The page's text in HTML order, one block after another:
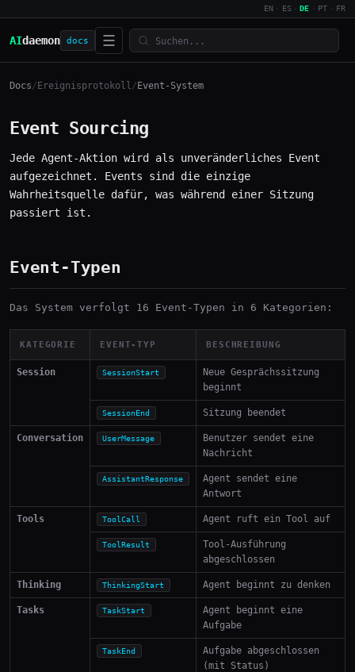
EN ES DE PT FR
AIdaemon docs ☰
Docs/ Ereignisprotokoll/ Event-System
Event Sourcing
Jede Agent-Aktion wird als unveränderliches Event
aufgezeichnet. Events sind die einzige
Wahrheitsquelle dafür, was während einer Sitzung
passiert ist.
Event-Typen
Das System verfolgt 16 Event-Typen in 6 Kategorien:
KATEGORIE EVENT-TYP BESCHREIBUNG
Session SessionStart
Neue Gesprächssitzung
beginnt
SessionEnd Sitzung beendet
Conversation UserMessage
Benutzer sendet eine
Nachricht
AssistantResponse
Agent sendet eine
Antwort
Tools ToolCall Agent ruft ein Tool auf
ToolResult
Tool-Ausführung
abgeschlossen
Thinking ThinkingStart Agent beginnt zu denken
Tasks TaskStart
Agent beginnt eine
Aufgabe
TaskEnd
Aufgabe abgeschlossen
(mit Status)